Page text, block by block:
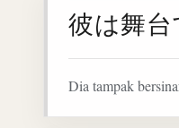
彼は舞台
Dia tampak